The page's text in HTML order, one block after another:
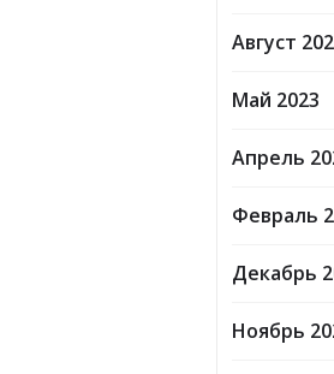
Август
Май 2023
Апрель
Февраль
Декабрь
Ноябрь